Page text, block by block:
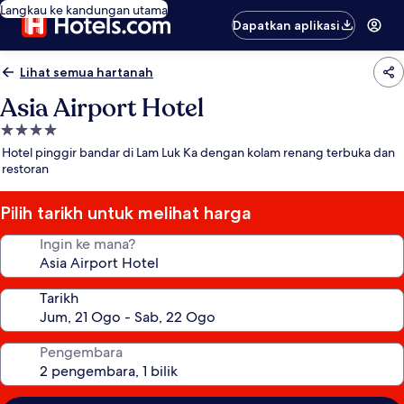
Langkau ke kandungan utama
Dapatkan aplikasi
Lihat semua hartanah
Asia Airport Hotel
Hartanah
4.0
bintang
Hotel pinggir bandar di Lam Luk Ka dengan kolam renang terbuka dan
restoran
Pilih tarikh untuk melihat harga
Ingin ke mana?
Tarikh
Pengembara